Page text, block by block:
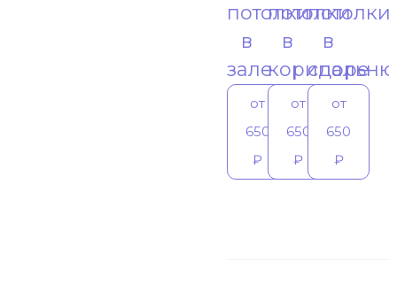
потолки
в
зале
от
650
₽
потолки
в
коридоре
от
650
₽
потолки
в
спальню
от
650
₽